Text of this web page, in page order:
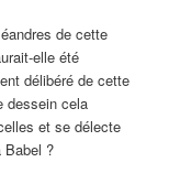
de cette
elle été
délibéré de cette
dessein cela
et se délecte
Babel ?